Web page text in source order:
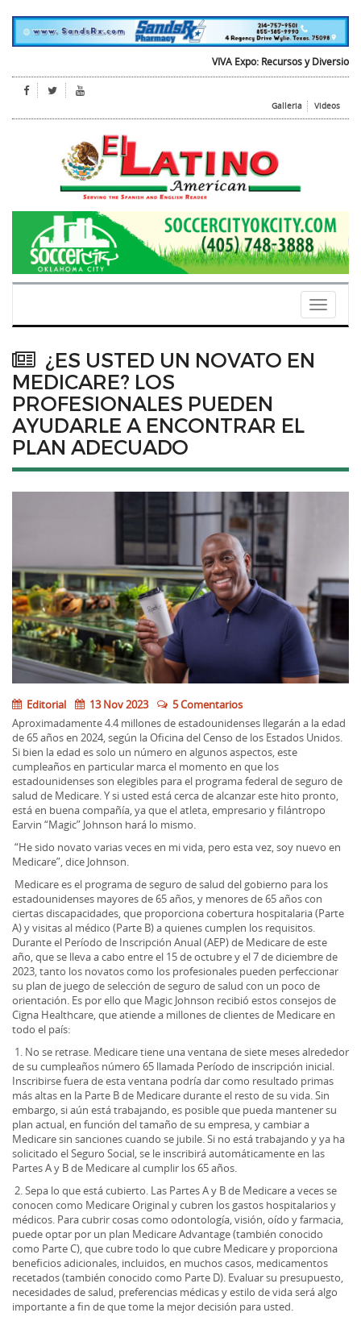
VIVA Expo: Recursos y Diversion
Galleria Videos
Toggle
¿ES USTED UN NOVATO EN
MEDICARE? LOS
PROFESIONALES PUEDEN
AYUDARLE A ENCONTRAR EL
PLAN ADECUADO
Editorial 13 Nov 2023
5 Comentarios
Aproximadamente 4.4 millones de estadounidenses llegarán a la edad
de 65 años en 2024, según la Oficina del Censo de los Estados Unidos.
Si bien la edad es solo un número en algunos aspectos, este
cumpleaños en particular marca el momento en que los
estadounidenses son elegibles para el programa federal de seguro de
salud de Medicare. Y si usted está cerca de alcanzar este hito pronto,
está en buena compañía, ya que el atleta, empresario y filántropo
Earvin “Magic” Johnson hará lo mismo.
“He sido novato varias veces en mi vida, pero esta vez, soy nuevo en
Medicare”, dice Johnson.
Medicare es el programa de seguro de salud del gobierno para los
estadounidenses mayores de 65 años, y menores de 65 años con
ciertas discapacidades, que proporciona cobertura hospitalaria (Parte
A) y visitas al médico (Parte B) a quienes cumplen los requisitos.
Durante el Período de Inscripción Anual (AEP) de Medicare de este
año, que se lleva a cabo entre el 15 de octubre y el 7 de diciembre de
2023, tanto los novatos como los profesionales pueden perfeccionar
su plan de juego de selección de seguro de salud con un poco de
orientación. Es por ello que Magic Johnson recibió estos consejos de
Cigna Healthcare, que atiende a millones de clientes de Medicare en
todo el país:
1. No se retrase. Medicare tiene una ventana de siete meses alrededor
de su cumpleaños número 65 llamada Período de inscripción inicial.
Inscribirse fuera de esta ventana podría dar como resultado primas
más altas en la Parte B de Medicare durante el resto de su vida. Sin
embargo, si aún está trabajando, es posible que pueda mantener su
plan actual, en función del tamaño de su empresa, y cambiar a
Medicare sin sanciones cuando se jubile. Si no está trabajando y ya ha
solicitado el Seguro Social, se le inscribirá automáticamente en las
Partes A y B de Medicare al cumplir los 65 años.
2. Sepa lo que está cubierto. Las Partes A y B de Medicare a veces se
conocen como Medicare Original y cubren los gastos hospitalarios y
médicos. Para cubrir cosas como odontología, visión, oído y farmacia,
puede optar por un plan Medicare Advantage (también conocido
como Parte C), que cubre todo lo que cubre Medicare y proporciona
beneficios adicionales, incluidos, en muchos casos, medicamentos
recetados (también conocido como Parte D). Evaluar su presupuesto,
necesidades de salud, preferencias médicas y estilo de vida será algo
importante a fin de que tome la mejor decisión para usted.